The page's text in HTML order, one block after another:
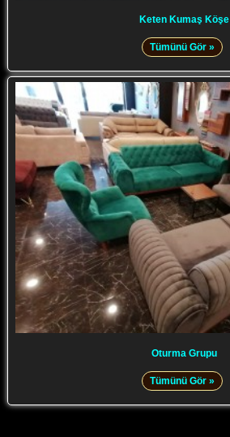
Keten Kumaş Köşe
Tümünü Gör »
Oturma Grupu
Tümünü Gör »